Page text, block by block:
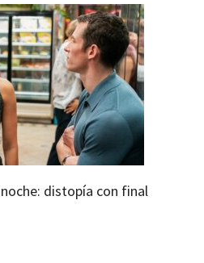
distopía con final